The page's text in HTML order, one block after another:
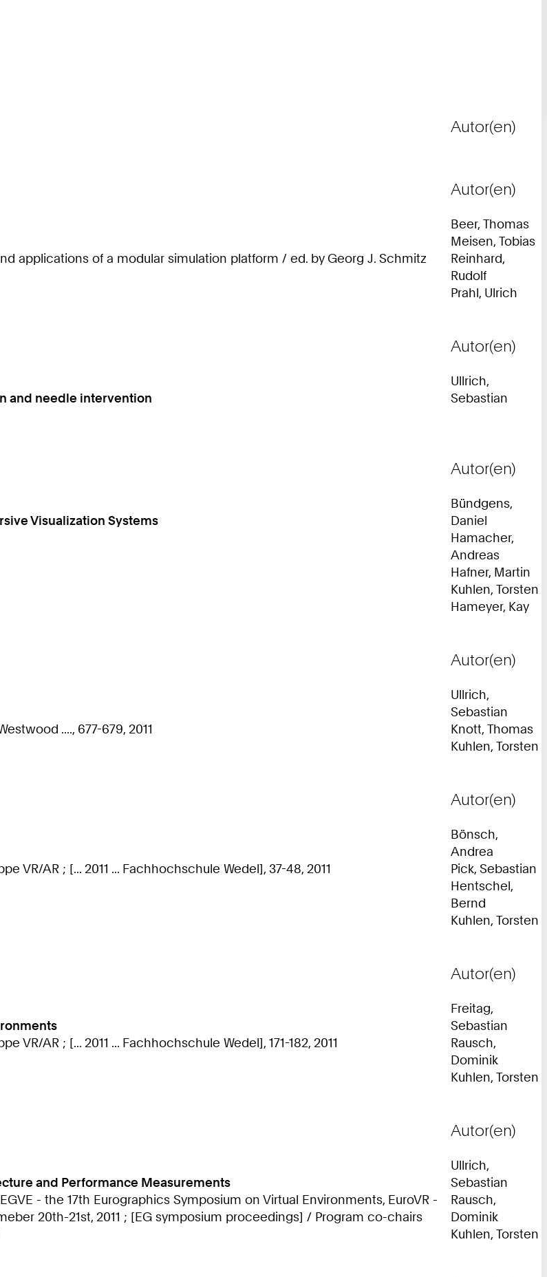
Autor(en)
applications of a modular simulation platform / ed. by Georg J. Schmitz
Autor(en)
Beer, Thomas
Meisen, Tobias
Reinhard,
Rudolf
Prahl, Ulrich
and needle intervention
Autor(en)
Ullrich,
Sebastian
Visualization Systems
Autor(en)
Bündgens,
Daniel
Hamacher,
Andreas
Hafner, Martin
Kuhlen, Torsten
Hameyer, Kay
...., 677-679, 2011
Autor(en)
Ullrich,
Sebastian
Knott, Thomas
Kuhlen, Torsten
VR/AR ; [... 2011 ... Fachhochschule Wedel], 37-48, 2011
Autor(en)
Bönsch,
Andrea
Pick, Sebastian
Hentschel,
Bernd
Kuhlen, Torsten
AR ; [... 2011 ... Fachhochschule Wedel], 171-182, 2011
Autor(en)
Freitag,
Sebastian
Rausch,
Dominik
Kuhlen, Torsten
and Performance Measurements
- the 17th Eurographics Symposium on Virtual Environments, EuroVR -
20th-21st, 2011 ; [EG symposium proceedings] / Program co-chairs
Autor(en)
Ullrich,
Sebastian
Rausch,
Dominik
Kuhlen, Torsten